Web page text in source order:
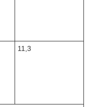
11,3